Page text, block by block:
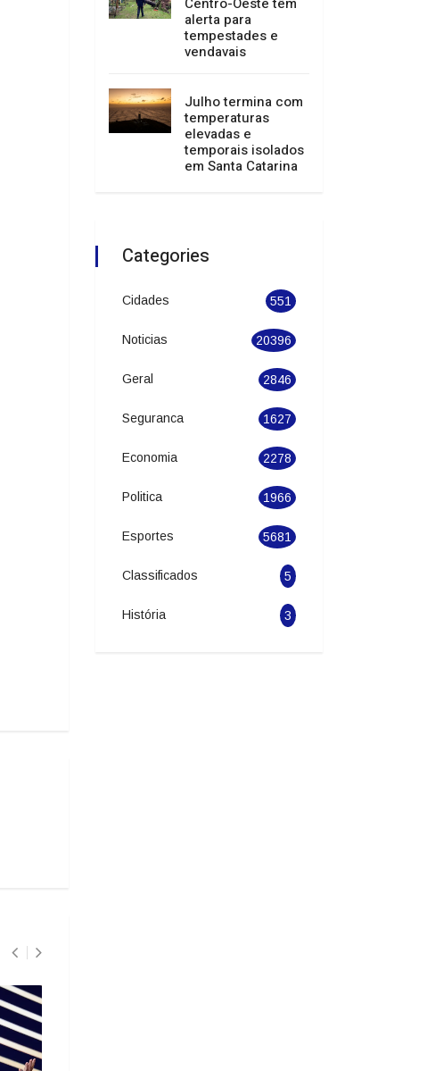
Sul, Sudeste e
Centro-Oeste têm
vendavais
Julho termina com
temperaturas
Categories
Cidades 551
Noticias 20396
Geral 2846
Seguranca 1627
Economia 2278
Politica 1966
Esportes 5681
Classificados 5